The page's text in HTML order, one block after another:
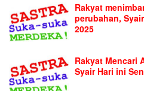
Rakyat
perubahan,
2025
Rakyat Mencari
Syair Hari ini